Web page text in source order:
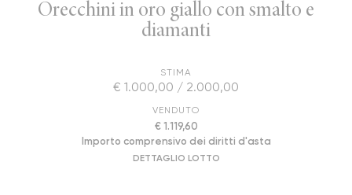
Orecchini in oro giallo con smalto e
diamanti
STIMA
€ 1.000,00 / 2.000,00
VENDUTO
€ 1.119,60
Importo comprensivo dei diritti d'asta
DETTAGLIO LOTTO